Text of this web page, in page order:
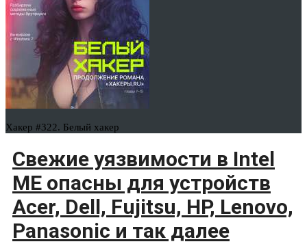
Хакер #322. Белый хакер
Свежие уязвимости в Intel
ME опасны для устройств
Acer, Dell, Fujitsu, HP, Lenovo,
Panasonic и так далее